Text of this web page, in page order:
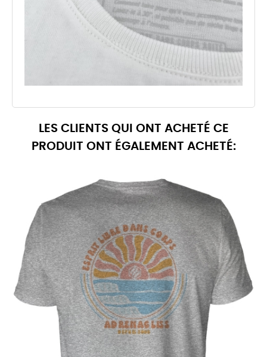
LES CLIENTS QUI ONT ACHETÉ CE
PRODUIT ONT ÉGALEMENT ACHETÉ: